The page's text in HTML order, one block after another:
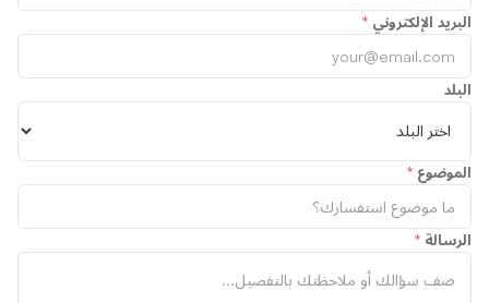
البريد الإلكتروني *
البلد
الموضوع *
الرسالة *